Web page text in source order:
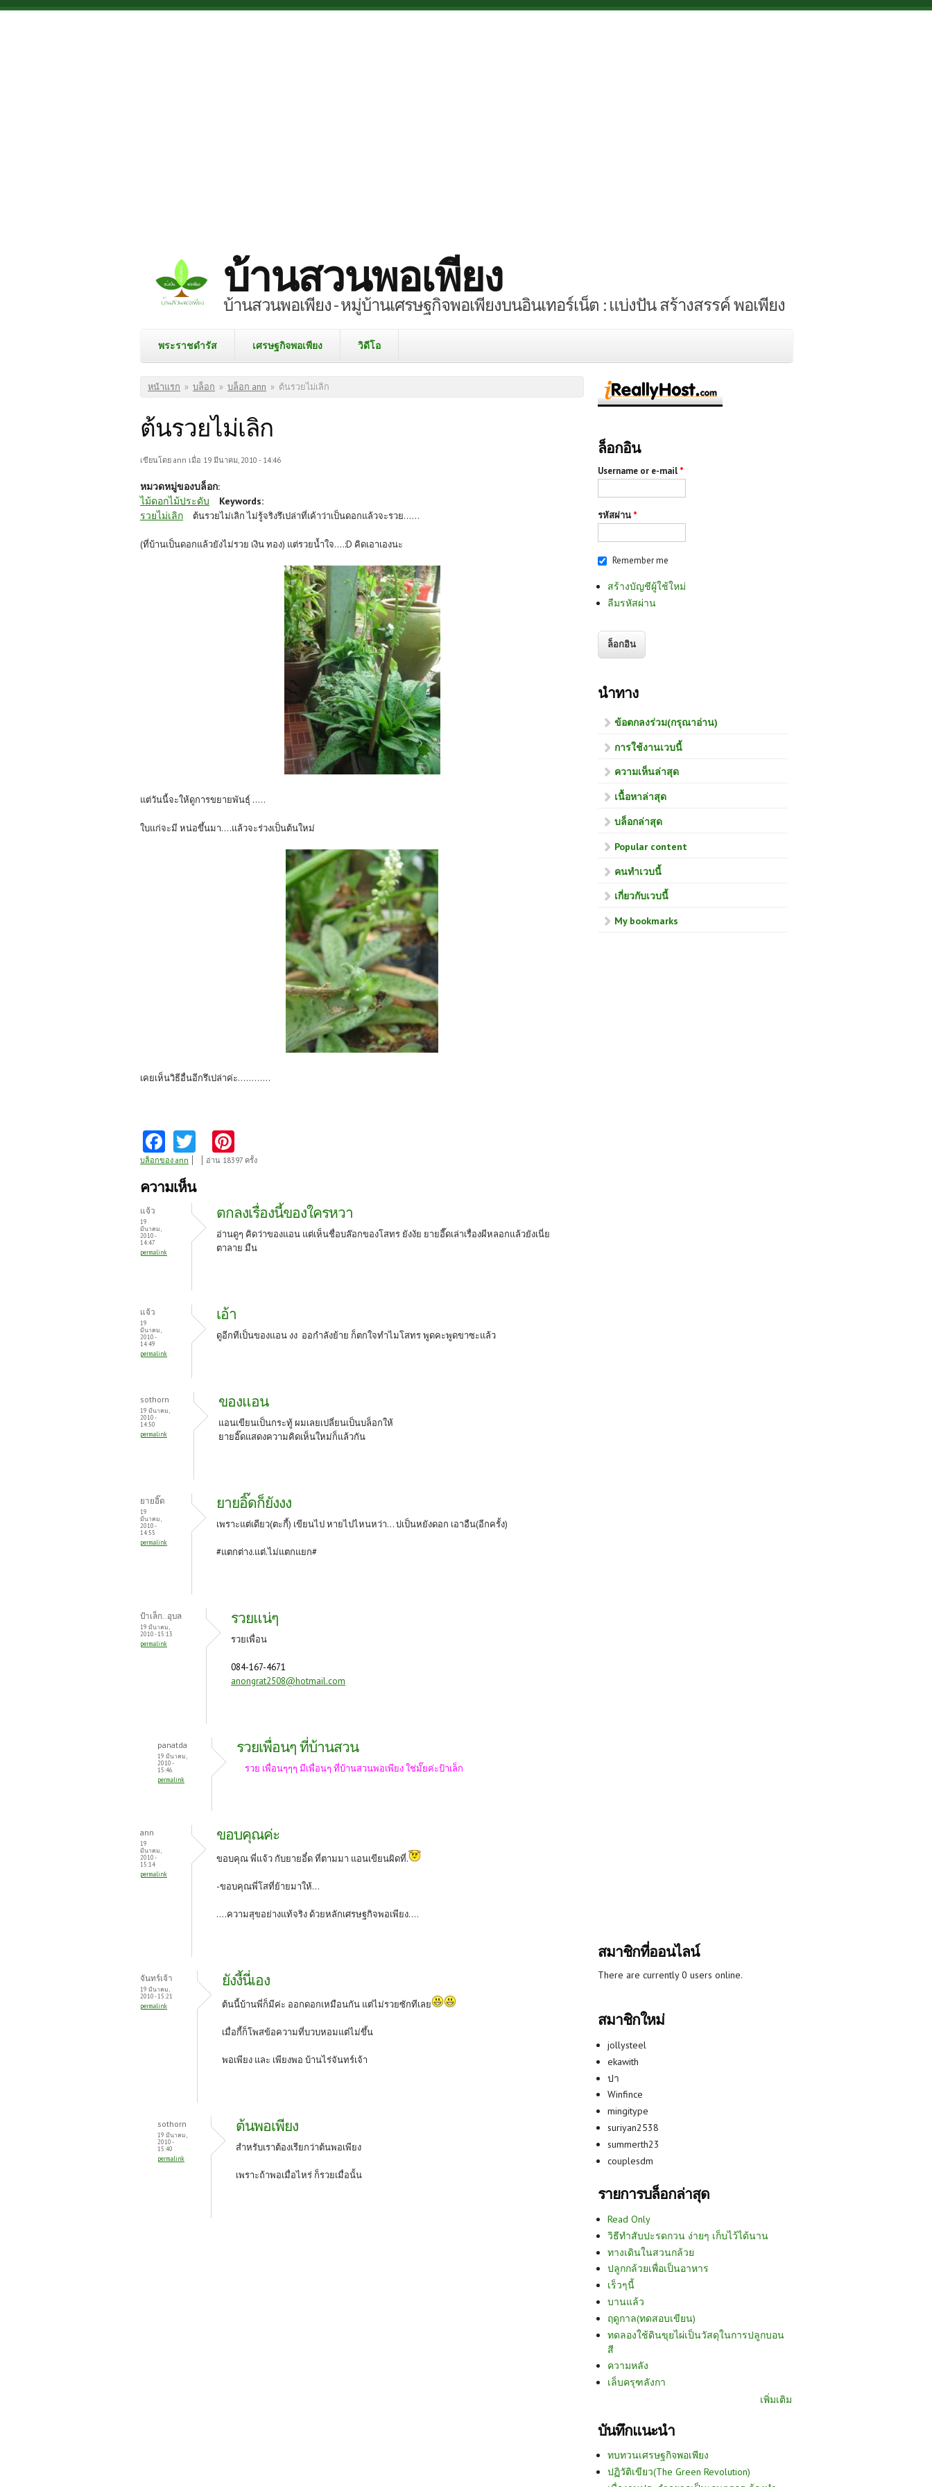
Skip to main content
บ้านสวนพอเพียง
บ้านสวนพอเพียง - หมู่บ้านเศรษฐกิจพอเพียงบนอินเทอร์เน็ต : แบ่งปัน สร้างสรรค์ พอเพียง
พระราชดำรัส เศรษฐกิจพอเพียง วิดีโอ
คุณอยู่ที่นี่
หน้าแรก » บล็อก » บล็อก ann » ต้นรวยไม่เลิก
ต้นรวยไม่เลิก
เขียนโดย ann เมื่อ 19 มีนาคม, 2010 - 14:46
หมวดหมู่ของบล็อก:
ไม้ดอกไม้ประดับ
Keywords:
รวยไม่เลิก
ต้นรวยไม่เลิก ไม่รู้จริงรึเปล่าที่เค้าว่าเป็นดอกแล้วจะรวย......
(ที่บ้านเป็นดอกแล้วยังไม่รวย เงิน ทอง) แต่รวยน้ำใจ....:D คิดเอาเองนะ
แต่วันนี้จะให้ดูการขยายพันธุ์ .....
ใบแก่จะมี หน่อขึ้นมา....แล้วจะร่วงเป็นต้นใหม่
เคยเห็นวิธีอื่นอีกรึเปล่าค่ะ............
Fa
ce
b
k
w
itt
nt
es
t
บล็อกของ ann อ่าน 18397 ครั้ง
ความเห็น
แจ้ว
19
มีนาคม,
2010 -
14:47
permalink
ตกลงเรื่องนี้ของใครหวา
อ่านดูๆ คิดว่าของแอน แต่เห็นชื่อบล๊อกของโสทร ยังงัย ยายอี๊ดเล่าเรื่องผีหลอกแล้วยังเนี่ย
ตาลาย มืน
แจ้ว
19
มีนาคม,
2010 -
14:49
permalink
เอ้า
ดูอีกทีเป็นของแอน งง ออกำลังย้าย ก็ตกใจทำไมโสทร พูดคะพูดขาซะแล้ว
sothorn
19 มีนาคม,
2010 -
14:50
permalink
ของแอน
แอนเขียนเป็นกระทู้ ผมเลยเปลี่ยนเป็นบล็อกให้
ยายอิ๊ดแสดงความคิดเห็นใหม่ก็แล้วกัน
ยายอิ๊ด
19
มีนาคม,
2010 -
14:55
permalink
ยายอิ๊ดก็ยังงง
เพราะแต่เดียว(ตะกี้) เขียนไป หายไปไหนหว่า... บ่เป็นหยังดอก เอาอืน(อีกครั้ง)
#แตกต่าง.แต่.ไม่แตกแยก#
ป้าเล็ก..อุบล
19 มีนาคม,
2010 - 15:13
permalink
รวยแน่ๆ
รวยเพื่อน
084-167-4671
anongrat2508@hotmail.com
panatda
19 มีนาคม,
2010 -
15:46
permalink
รวยเพื่อนๆ ที่บ้านสวน
รวย เพื่อนๆๆๆ มีเพื่อนๆ ที่บ้านสวนพอเพียง ใช่มั๊ยค่ะป้าเล็ก
ann
19
มีนาคม,
2010 -
15:14
permalink
ขอบคุณค่ะ
ขอบคุณ พี่แจ้ว กับยายอี๋ด ที่ตามมา แอนเขียนผิดที่.
-ขอบคุณพี่โสที่ย้ายมาให้...
....ความสุขอย่างแท้จริง ด้วยหลักเศรษฐกิจพอเพียง....
จันทร์เจ้า
19 มีนาคม,
2010 - 15:21
permalink
ยังงี้นี่เอง
ต้นนี้บ้านพี่ก็มีค่ะ ออกดอกเหมือนกัน แต่ไม่รวยซักทีเลย
เมื่อกี้ก็โพสข้อความที่บวบหอมแต่ไม่ขึ้น
พอเพียง และ เพียงพอ บ้านไร่จันทร์เจ้า
sothorn
19 มีนาคม,
2010 -
15:40
permalink
ต้นพอเพียง
สำหรับเราต้องเรียกว่าต้นพอเพียง
เพราะถ้าพอเมื่อไหร่ ก็รวยเมื่อนั้น
ล็อกอิน
Username or e-mail *
รหัสผ่าน *
Remember me
สร้างบัญชีผู้ใช้ใหม่
ลืมรหัสผ่าน
นำทาง
ข้อตกลงร่วม(กรุณาอ่าน)
การใช้งานเวบนี้
ความเห็นล่าสุด
เนื้อหาล่าสุด
บล็อกล่าสุด
Popular content
คนทำเวบนี้
เกี่ยวกับเวบนี้
My bookmarks
สมาชิกที่ออนไลน์
There are currently 0 users online.
สมาชิกใหม่
jollysteel
ekawith
ปา
Winfince
mingitype
suriyan2538
summerth23
couplesdm
รายการบล็อกล่าสุด
Read Only
วิธีทำสับปะรดกวน ง่ายๆ เก็บไว้ได้นาน
ทางเดินในสวนกล้วย
ปลูกกล้วยเพื่อเป็นอาหาร
เร็วๆนี้
บานแล้ว
ฤดูกาล(ทดสอบเขียน)
ทดลองใช้ดินขุยไผ่เป็นวัสดุในการปลูกบอน
สี
ความหลัง
เล็บครุฑลังกา
เพิ่มเติม
บันทึกแนะนำ
ทบทวนเศรษฐกิจพอเพียง
ปฏิวัติเขียว(The Green Revolution)